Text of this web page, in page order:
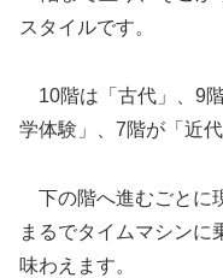
スタイルです。
10階は「古代」、9
学体験」、7階が「近
下の階へ進むごとに
まるでタイムマシンに
味わえます。